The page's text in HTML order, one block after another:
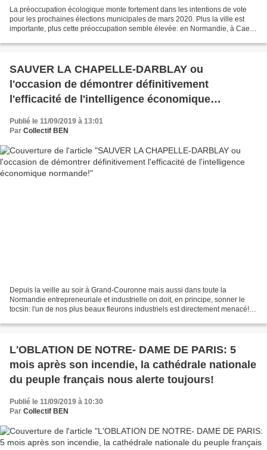
La préoccupation écologique monte fortement dans les intentions de vote
pour les prochaines élections municipales de mars 2020. Plus la ville est
importante, plus cette préoccupation semble élevée: en Normandie, à Caen
SAUVER LA CHAPELLE-DARBLAY ou
l'occasion de démontrer définitivement
l'efficacité de l'intelligence économique
Publié le 11/09/2019 à 13:01
Par Collectif BEN
Depuis la veille au soir à Grand-Couronne mais aussi dans toute la
Normandie entrepreneuriale et industrielle on doit, en principe, sonner le
tocsin: l'un de nos plus beaux fleurons industriels est directement menacé!
L'OBLATION DE NOTRE- DAME DE PARIS: 5
mois après son incendie, la cathédrale nationale
du peuple français nous alerte toujours!
Publié le 11/09/2019 à 10:30
Par Collectif BEN